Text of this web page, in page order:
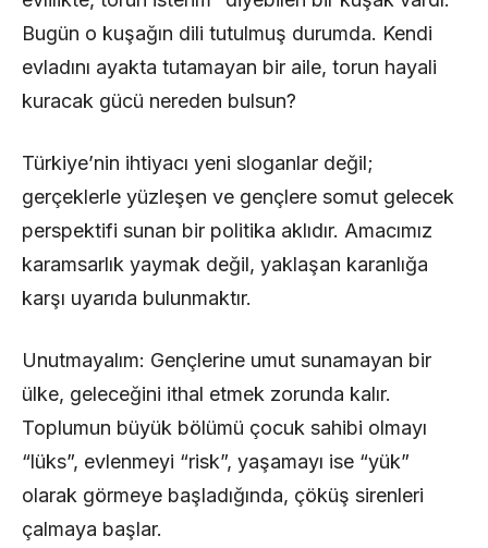
Bugün o kuşağın dili tutulmuş durumda. Kendi
evladını ayakta tutamayan bir aile, torun hayali
kuracak gücü nereden bulsun?
Türkiye’nin ihtiyacı yeni sloganlar değil;
gerçeklerle yüzleşen ve gençlere somut gelecek
perspektifi sunan bir politika aklıdır. Amacımız
karamsarlık yaymak değil, yaklaşan karanlığa
karşı uyarıda bulunmaktır.
Unutmayalım: Gençlerine umut sunamayan bir
ülke, geleceğini ithal etmek zorunda kalır.
Toplumun büyük bölümü çocuk sahibi olmayı
“lüks”, evlenmeyi “risk”, yaşamayı ise “yük”
olarak görmeye başladığında, çöküş sirenleri
çalmaya başlar.